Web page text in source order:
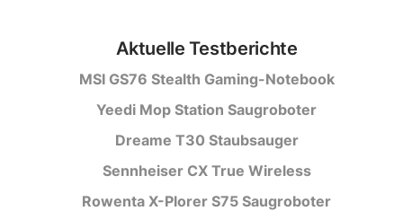
Aktuelle Testberichte
MSI GS76 Stealth Gaming-Notebook
Yeedi Mop Station Saugroboter
Dreame T30 Staubsauger
Sennheiser CX True Wireless
Rowenta X-Plorer S75 Saugroboter